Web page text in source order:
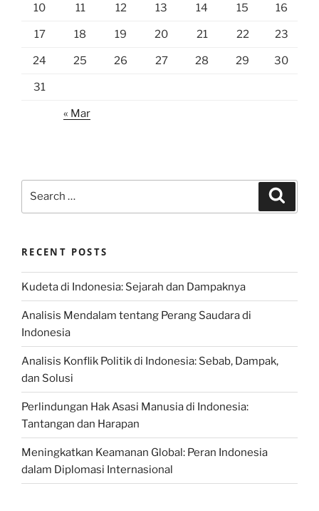
10 11 12 13 14 15 16
17 18 19 20 21 22 23
24 25 26 27 28 29 30
31
« Mar
RECENT POSTS
Kudeta di Indonesia: Sejarah dan Dampaknya
Analisis Mendalam tentang Perang Saudara di
Indonesia
Analisis Konflik Politik di Indonesia: Sebab, Dampak,
dan Solusi
Perlindungan Hak Asasi Manusia di Indonesia:
Tantangan dan Harapan
Meningkatkan Keamanan Global: Peran Indonesia
dalam Diplomasi Internasional